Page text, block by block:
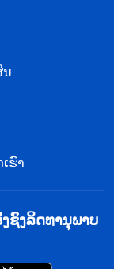
ນ
ຮົາ
ຊົງລິດທານຸພາບ